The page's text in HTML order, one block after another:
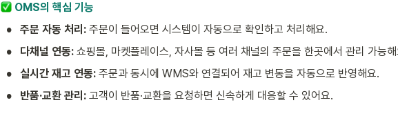
OMS의 핵심 기능
• 주문 자동 처리: 주문이 들어오면 시스템이 자동으로 확인하고 처리해요.
• 다채널 연동: 쇼핑몰, 마켓플레이스, 자사몰 등 여러 채널의 주문을 한곳에서 관리 가능
• 실시간 재고 연동: 주문과 동시에 WMS와 연결되어 재고 변동을 자동으로 반영해요.
• 반품·교환 관리: 고객이 반품·교환을 요청하면 신속하게 대응할 수 있어요.